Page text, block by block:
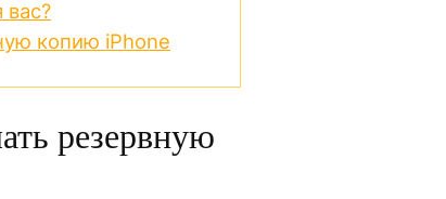
вас?
копию iPhone
резервную